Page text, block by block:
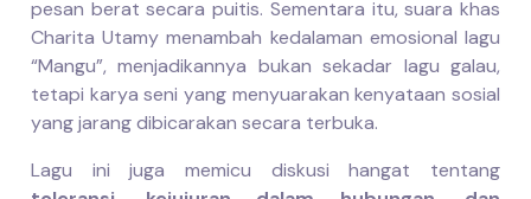
pesan berat secara puitis. Sementara itu, suara khas
Charita Utamy menambah kedalaman emosional lagu
“Mangu”, menjadikannya bukan sekadar lagu galau,
tetapi karya seni yang menyuarakan kenyataan sosial
yang jarang dibicarakan secara terbuka.
Lagu ini juga memicu diskusi hangat tentang